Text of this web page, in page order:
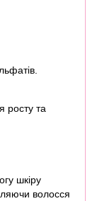
та
шкіру
волосся